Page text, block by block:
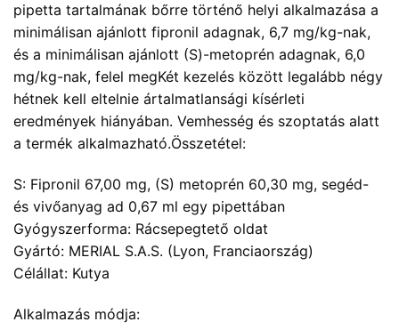
pipetta tartalmának bőrre történő helyi alkalmazása a
minimálisan ajánlott fipronil adagnak, 6,7 mg/kg-nak,
és a minimálisan ajánlott (S)-metoprén adagnak, 6,0
mg/kg-nak, felel megKét kezelés között legalább négy
hétnek kell eltelnie ártalmatlansági kísérleti
eredmények hiányában. Vemhesség és szoptatás alatt
a termék alkalmazható.Összetétel:
S: Fipronil 67,00 mg, (S) metoprén 60,30 mg, segéd-
és vivőanyag ad 0,67 ml egy pipettában
Gyógyszerforma: Rácsepegtető oldat
Gyártó: MERIAL S.A.S. (Lyon, Franciaország)
Célállat: Kutya
Alkalmazás módja: